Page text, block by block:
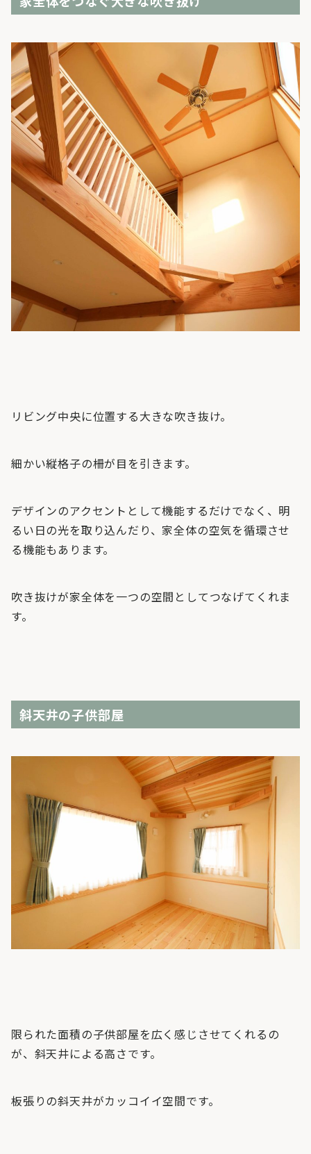
リビング中央に位置する大きな吹き抜け。
細かい縦格子の柵が目を引きます。
デザインのアクセントとして機能するだけでなく、明
るい日の光を取り込んだり、家全体の空気を循環させ
る機能もあります。
吹き抜けが家全体を一つの空間としてつなげてくれま
す。
斜天井の子供部屋
限られた面積の子供部屋を広く感じさせてくれるの
が、斜天井による高さです。
板張りの斜天井がカッコイイ空間です。